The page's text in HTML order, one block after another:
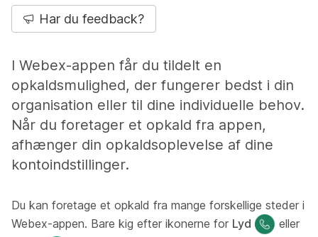
Har du feedback?
I Webex-appen får du tildelt en
opkaldsmulighed, der fungerer bedst i din
organisation eller til dine individuelle behov.
Når du foretager et opkald fra appen,
afhænger din opkaldsoplevelse af dine
kontoindstillinger.
Du kan foretage et opkald fra mange forskellige steder i
Webex-appen. Bare kig efter ikonerne for Lyd
eller